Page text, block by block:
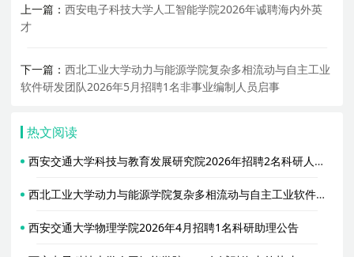
上一篇：西安电子科技大学人工智能学院2026年诚聘海内外英
才
下一篇：西北工业大学动力与能源学院复杂多相流动与自主工业
软件研发团队2026年5月招聘1名非事业编制人员启事
热文阅读
西安交通大学科技与教育发展研究院2026年招聘2名科研人员公告
西北工业大学动力与能源学院复杂多相流动与自主工业软件研发团队2026年5月招聘1名非事业编制人员启事
西安交通大学物理学院2026年4月招聘1名科研助理公告